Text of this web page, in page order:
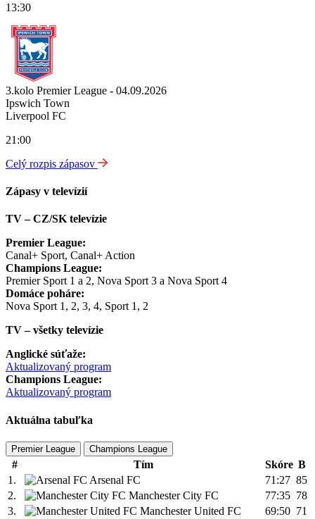
13:30
3.kolo Premier League - 04.09.2026
Ipswich Town
Liverpool FC
21:00
Celý rozpis zápasov
Zápasy v televízií
TV – CZ/SK televízie
Premier League:
Canal+ Sport, Canal+ Action
Champions League:
Premier Sport 1 a 2, Nova Sport 3 a Nova Sport 4
Domáce poháre:
Nova Sport 1, 2, 3, 4, Sport 1, 2
TV – všetky televízie
Anglické súťaže:
Aktualizovaný program
Champions League:
Aktualizovaný program
Aktuálna tabuľka
Premier League Champions League
# Tím Skóre B
1.
Arsenal FC 71:27 85
2.
Manchester City FC 77:35 78
3.
Manchester United FC 69:50 71